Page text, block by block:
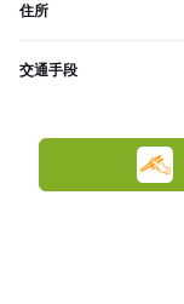
住所
交通手段